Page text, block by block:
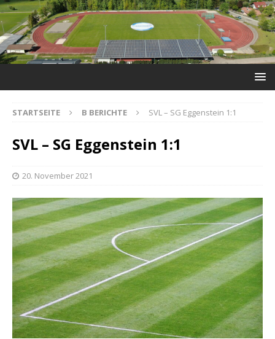
STARTSEITE B BERICHTE SVL – SG Eggenstein 1:1
SVL – SG Eggenstein 1:1
20. November 2021